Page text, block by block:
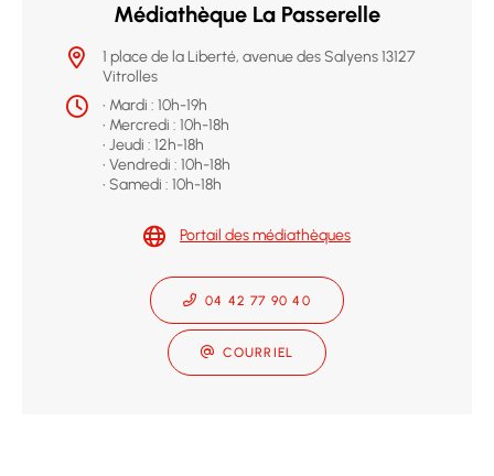
Médiathèque La Passerelle
1 place de la Liberté, avenue des Salyens 13127
Vitrolles
• Mardi : 10h-19h
• Mercredi : 10h-18h
• Jeudi : 12h-18h
• Vendredi : 10h-18h
• Samedi : 10h-18h
Portail des médiathèques
04 42 77 90 40
COURRIEL